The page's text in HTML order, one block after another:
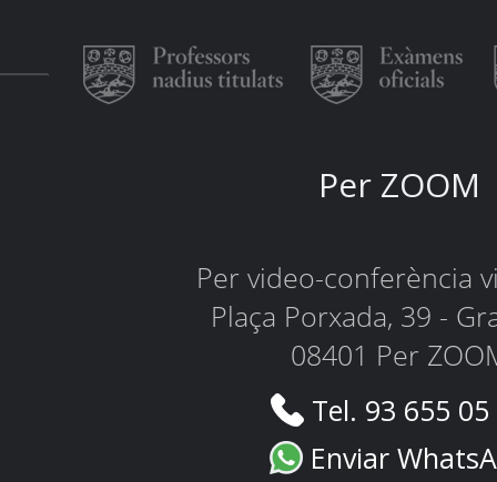
Per ZOOM
Per video-conferència
Plaça Porxada, 39 -
08401 Per
Tel. 93 655
Enviar